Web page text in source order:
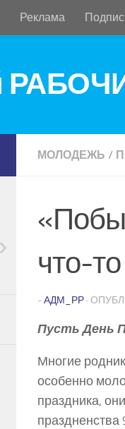
Реклама
МОЛОДЕЖЬ /
что-
- АДМ_РР ·
Пусть День
Многие
особенно
праздника,